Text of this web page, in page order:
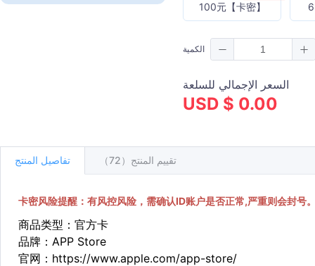
100元【卡密】
الكمية
السعر الإجمالي للسلعة
USD $ 0.00
تفاصيل المنتج تقييم المنتج（72）
卡密风险提醒：有风控风险，需确认ID账户是否正常,严重则会封号
商品类型：官方卡
品牌：APP Store
官网：https://www.apple.com/app-store/